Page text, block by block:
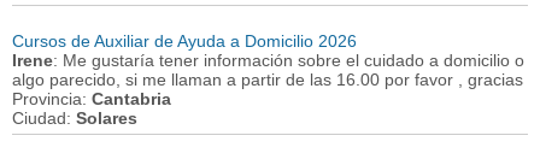
Cursos de Auxiliar de Ayuda a Domicilio 2026
Irene: Me gustaría tener información sobre el cuidado a domicilio o
algo parecido, si me llaman a partir de las 16.00 por favor , gracias
Provincia: Cantabria
Ciudad: Solares